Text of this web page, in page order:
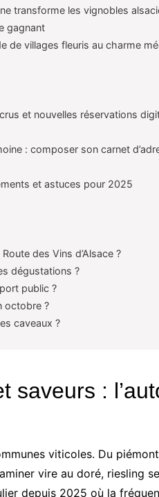
transforme les vignobles
gagnant
de villages fleuris au charme
et nouvelles réservations
: composer son carnet
et astuces pour 2025
des Vins d’Alsace ?
dégustations ?
public ?
octobre ?
caveaux ?
saveurs :
viticoles. Du
vire au doré, riesling
depuis 2025 où la